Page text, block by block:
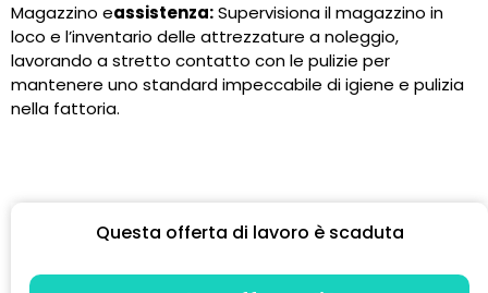
Magazzino eassistenza:Supervisiona il magazzino in
loco e l’inventario delle attrezzature a noleggio,
lavorando a stretto contatto con le pulizie per
mantenere uno standard impeccabile di igiene e pulizia
nella fattoria.
Questa offerta di lavoro è scaduta